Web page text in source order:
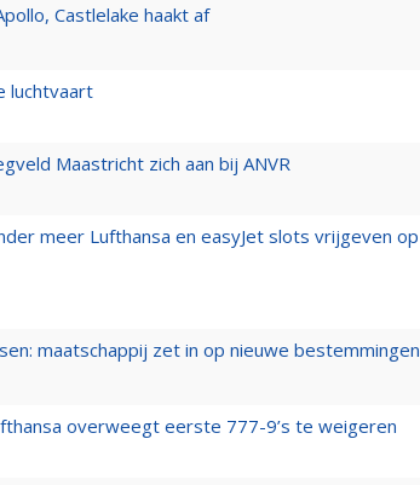
Castlelake haakt af
luchtvaart
Maastricht zich aan bij ANVR
meer Lufthansa en easyJet slots vrijgeven op
maatschappij zet in op nieuwe bestemmingen
overweegt eerste 777-9’s te weigeren